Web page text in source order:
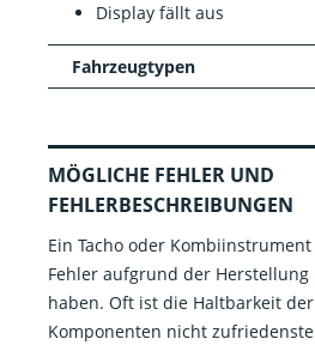
Display fällt aus
Fahrzeugtypen
MÖGLICHE FEHLER UND
FEHLERBESCHREIBUNGEN
Ein Tacho oder
Fehler aufgrund der
haben. Oft ist die Haltbarkeit
Komponenten nicht